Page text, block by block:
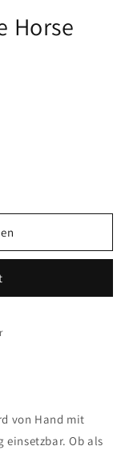
Horse
von Hand mit
Ob als